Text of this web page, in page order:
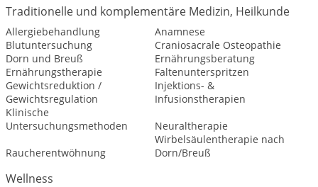
Traditionelle und komplementäre Medizin, Heilkunde
Allergiebehandlung
Anamnese
Blutuntersuchung
Craniosacrale Osteopathie
Dorn und Breuß
Ernährungsberatung
Ernährungstherapie
Faltenunterspritzen
Gewichtsreduktion /
Gewichtsregulation
Injektions- &
Infusionstherapien
Klinische
Untersuchungsmethoden
Neuraltherapie
Raucherentwöhnung
Wirbelsäulentherapie nach
Dorn/Breuß
Wellness